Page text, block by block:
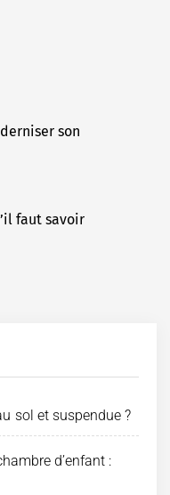
son
faut savoir
sol et suspendue ?
d’enfant :